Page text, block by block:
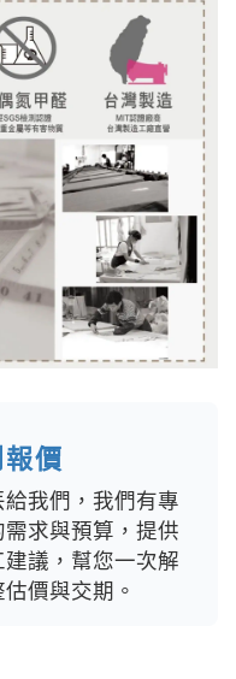
價
給我們，我們有專
求與預算，提供
議，幫您一次解
價與交期。